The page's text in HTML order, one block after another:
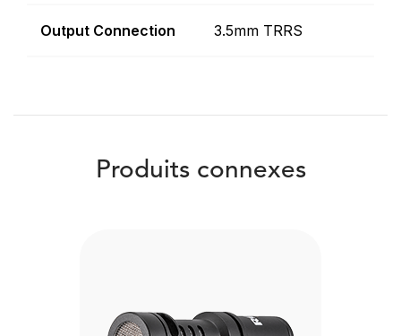
Output Connection 3.5mm TRRS
Produits connexes